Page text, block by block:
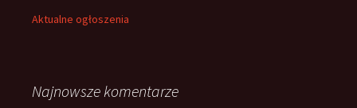
Aktualne ogłoszenia
Najnowsze komentarze